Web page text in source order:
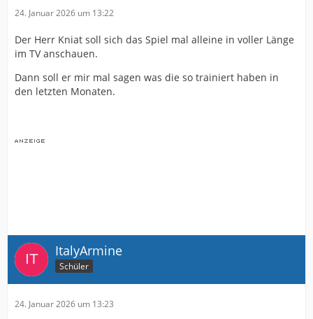
24. Januar 2026 um 13:22
Der Herr Kniat soll sich das Spiel mal alleine in voller Länge
im TV anschauen.
Dann soll er mir mal sagen was die so trainiert haben in
den letzten Monaten.
ItalyArmine
Schüler
24. Januar 2026 um 13:23